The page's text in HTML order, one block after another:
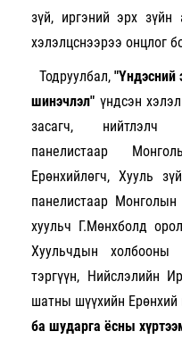
зүй, иргэний эрх зүйн
хэлэлцснээрээ онцлог
Тодруулбал, "Үндэсний
шинэчлэл" үндсэн
засагч, нийтлэлч
панелистаар
Ерөнхийлөгч, Хууль
панелистаар
хуульч Г.Мөнхболд
Хуульчдын
тэргүүн, Нийслэлийн
шатны шүүхийн
ба шударга ёсны